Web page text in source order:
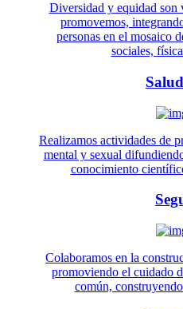
Diversidad y equidad son
promovemos,
personas en el mosaico
sociales,
Realizamos actividades de
mental y sexual
conocimiento
Colaboramos en la
promoviendo el cuidado
común,